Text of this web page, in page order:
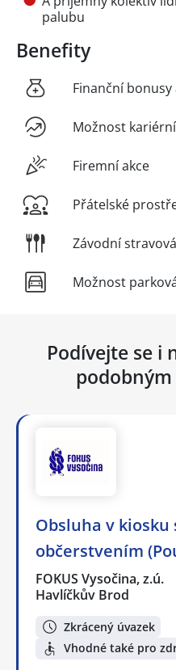
palubu
Benefity
Finanční
Možnost
Firemní akce
Přátelské
Závodní
Možnost
Podívejte se i
Obsluha v kiosku
občerstvením
FOKUS Vysočina, z.ú.
Havlíčkův Brod
Zkrácený úvazek
Vhodné také pro